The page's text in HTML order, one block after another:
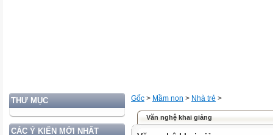
THƯ MỤC
CÁC Ý KIẾN MỚI NHẤT
Gốc > Mầm non > Nhà trẻ >
Văn nghệ khai giảng